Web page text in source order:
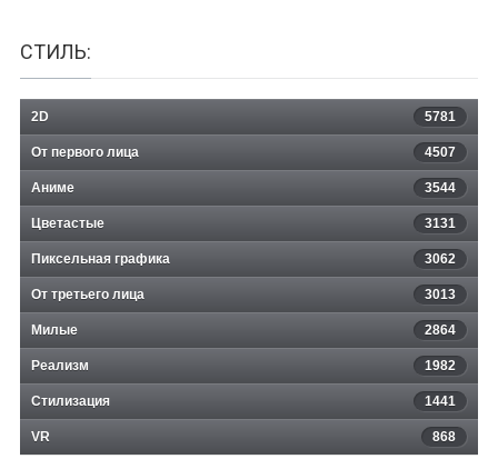
СТИЛЬ:
2D 5781
От первого лица 4507
Аниме 3544
Цветастые 3131
Пиксельная графика 3062
От третьего лица 3013
Милые 2864
Реализм 1982
Стилизация 1441
VR 868